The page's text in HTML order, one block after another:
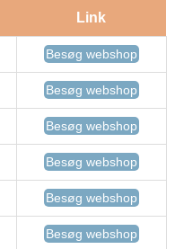
Link
Besøg webshop
Besøg webshop
Besøg webshop
Besøg webshop
Besøg webshop
Besøg webshop